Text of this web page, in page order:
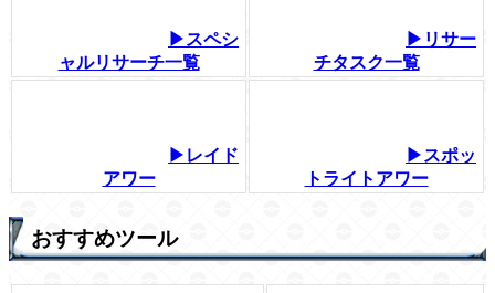
▶スペシ
ャルリサーチ一覧
▶リサー
チタスク一覧
▶レイド
アワー
▶スポッ
トライトアワー
おすすめツール